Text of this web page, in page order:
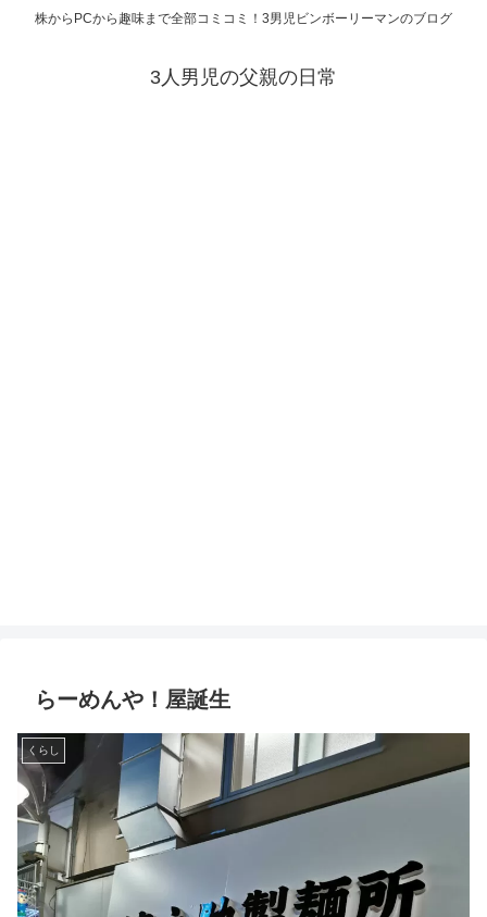
株からPCから趣味まで全部コミコミ！3男児ビンボーリーマンのブログ
3人男児の父親の日常
らーめんや！屋誕生
くらし